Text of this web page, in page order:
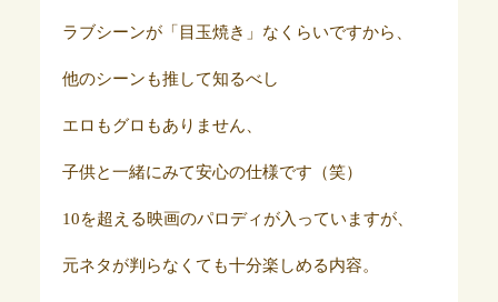
ラブシーンが「目玉焼き」なくらいですから、
他のシーンも推して知るべし
エロもグロもありません、
子供と一緒にみて安心の仕様です（笑）
10を超える映画のパロディが入っていますが、
元ネタが判らなくても十分楽しめる内容。